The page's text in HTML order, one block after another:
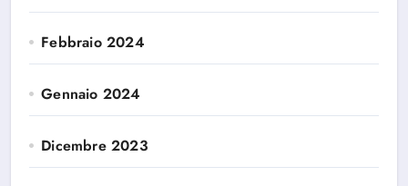
Febbraio 2024
Gennaio 2024
Dicembre 2023